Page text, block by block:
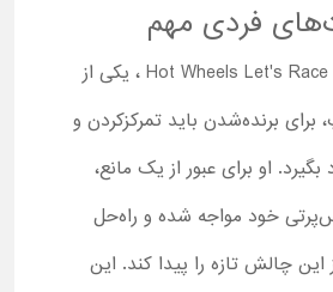
فردی مهم
در قسمت 9 سریال Hot Wheels Let's Race ، یکی از
برای برنده‌شدن باید تمرکزکردن و
او برای عبور از یک مانع،
خود مواجه شده و راه‌حل
این چالش تازه را پیدا کند. این